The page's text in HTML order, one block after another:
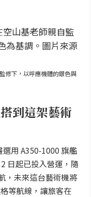
修下，以呼應機體的銀色與
到這架藝術
選用 A350-1000 旗艦
日起已投入營運，隨
，未來這台藝術機將
等航線，讓旅客在